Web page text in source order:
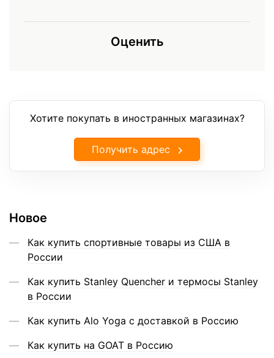
Оценить
Хотите покупать в иностранных магазинах?
Получить адрес
Новое
Как купить спортивные товары из США в
России
Как купить Stanley Quencher и термосы Stanley
в России
Как купить Alo Yoga с доставкой в Россию
Как купить на GOAT в Россию